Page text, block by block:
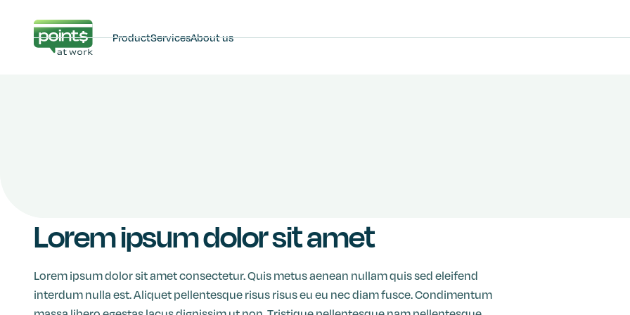
ProductServicesAbout us
Lorem ipsum dolor sit amet
Lorem ipsum dolor sit amet consectetur. Quis metus aenean nullam quis sed eleifend
interdum nulla est. Aliquet pellentesque risus risus eu eu nec diam fusce. Condimentum